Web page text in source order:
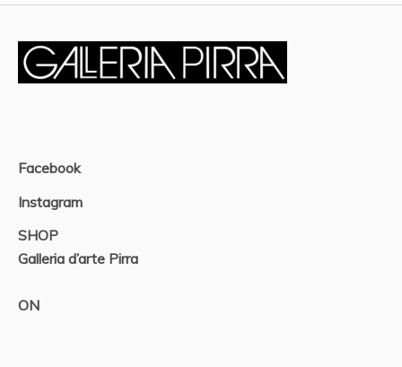
Facebook
Instagram
SHOP
Galleria d’arte Pirra
ON